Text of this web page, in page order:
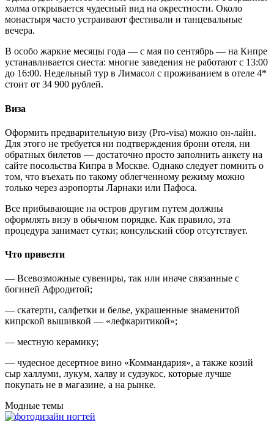
холма открывается чудесный вид на окрестности. Около
монастыря часто устраивают фестивали и танцевальные
вечера.
В особо жаркие месяцы года — с мая по сентябрь — на Кипре
устанавливается сиеста: многие заведения не работают с 13:00
до 16:00. Недельный тур в Лимасол с проживанием в отеле 4*
стоит от 34 900 рублей.
Виза
Оформить предварительную визу (Pro-visa) можно он-лайн.
Для этого не требуется ни подтверждения брони отеля, ни
обратных билетов — достаточно просто заполнить анкету на
сайте посольства Кипра в Москве. Однако следует помнить о
том, что въехать по такому облегченному режиму можно
только через аэропорты Ларнаки или Пафоса.
Все прибывающие на остров другим путем должны
оформлять визу в обычном порядке. Как правило, эта
процедура занимает сутки; консульский сбор отсутствует.
Что привезти
— Всевозможные сувениры, так или иначе связанные с
богиней Афродитой;
— скатерти, салфетки и белье, украшенные знаменитой
кипрской вышивкой — «лефкаритикой»;
— местную керамику;
— чудесное десертное вино «Коммандария», а также козий
сыр халлуми, лукум, халву и судзукос, которые лучше
покупать не в магазине, а на рынке.
Модные темы